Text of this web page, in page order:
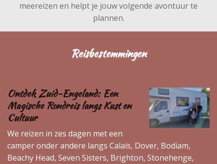
meereizen en helpt je jouw volgende avontuur te
plannen.
Reisbestemmingen
Ontdek Zuid-Engeland: Een
Magische Rondreis langs Kust en
Cultuur
We reizen in zes dagen met een
camper onder andere langs Calais, Dover, Bodiam,
Beachy Head, Seven Sisters, Brighton, Stonehenge,